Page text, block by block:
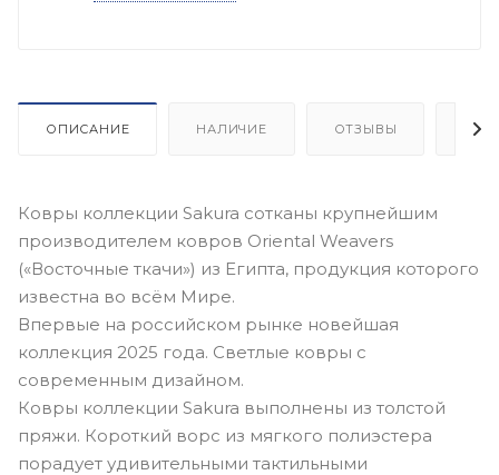
ОПИСАНИЕ НАЛИЧИЕ ОТЗЫВЫ
Ковры коллекции Sakura сотканы крупнейшим
производителем ковров Oriental Weavers
(«Восточные ткачи») из Египта, продукция которого
известна во всём Мире.
Впервые на российском рынке новейшая
коллекция 2025 года. Светлые ковры с
современным дизайном.
Ковры коллекции Sakura выполнены из толстой
пряжи. Короткий ворс из мягкого полиэстера
порадует удивительными тактильными